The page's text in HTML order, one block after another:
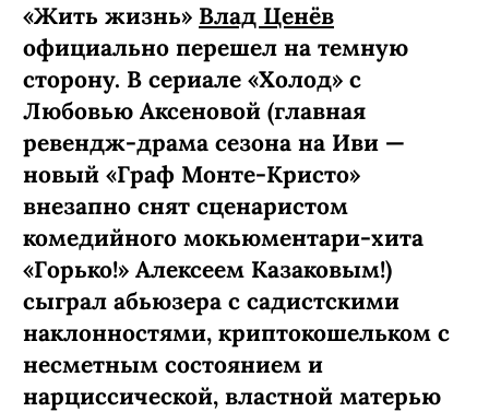
«Жить жизнь» Влад Ценёв
официально перешел на темную
сторону. В сериале «Холод» с
Любовью Аксеновой (главная
ревендж-­драма сезона на Иви —
новый «Граф Монте-­Кристо»
внезапно снят сценаристом
комедийного мокьюментари-хита
«Горько!» Алексеем Казаковым!)
сыграл абьюзера с садистскими
наклонностями, криптокошельком с
несметным состоянием и
нарциссической, властной матерью